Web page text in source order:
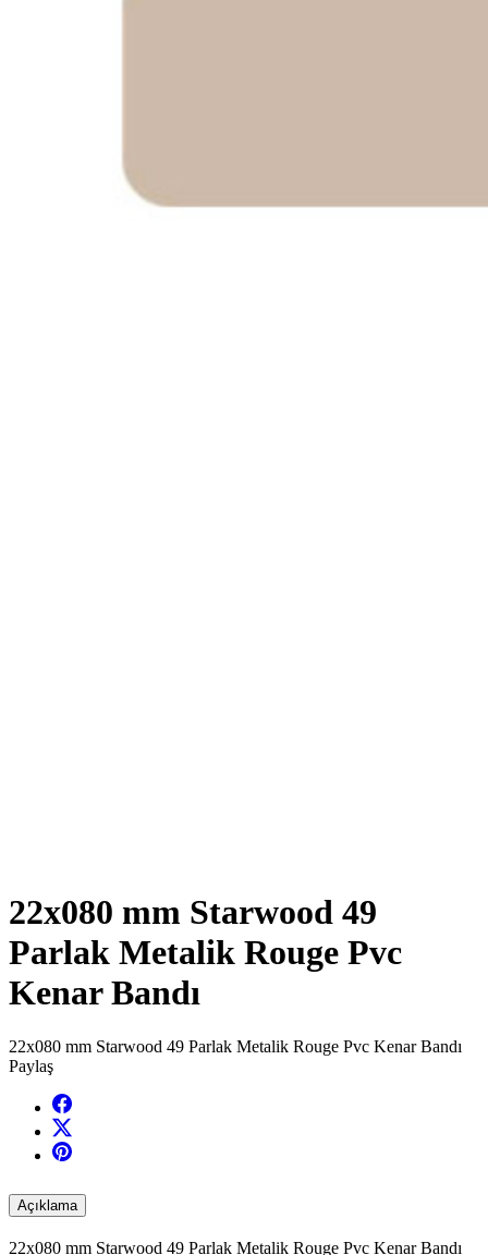
22x080 mm Starwood 49
Parlak Metalik Rouge Pvc
Kenar Bandı
22x080 mm Starwood 49 Parlak Metalik Rouge Pvc Kenar Bandı
Paylaş
Açıklama
22x080 mm Starwood 49 Parlak Metalik Rouge Pvc Kenar Bandı